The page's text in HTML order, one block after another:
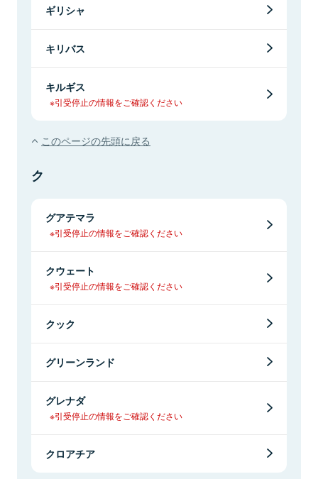
ギリシャ
キリバス
キルギス
※引受停止の情報をご確認ください
このページの先頭に戻る
ク
グアテマラ
※引受停止の情報をご確認ください
クウェート
※引受停止の情報をご確認ください
クック
グリーンランド
グレナダ
※引受停止の情報をご確認ください
クロアチア